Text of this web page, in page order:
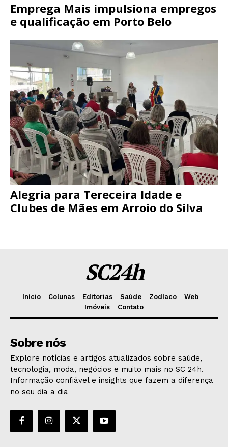
Emprega Mais impulsiona empregos
e qualificação em Porto Belo
Alegria para Tereceira Idade e
Clubes de Mães em Arroio do Silva
SC24h
Início Colunas Editorias Saúde Zodíaco
Web
Imóveis
Contato
Sobre nós
Explore notícias e artigos atualizados sobre saúde,
tecnologia, moda, negócios e muito mais no SC 24h.
Informação confiável e insights que fazem a diferença
no seu dia a dia